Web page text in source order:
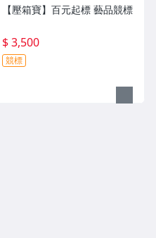
【壓箱寶】百元起標 藝品競標
$ 3,500
競標